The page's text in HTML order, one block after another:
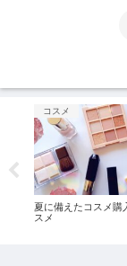
コスメ
夏に備えたコスメ購
スメ